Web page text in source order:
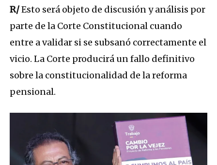
R/Esto será objeto de discusión y análisis por
parte de la Corte Constitucional cuando
entre a validar si se subsanó correctamente el
vicio. La Corte producirá un fallo definitivo
sobre la constitucionalidad de la reforma
pensional.